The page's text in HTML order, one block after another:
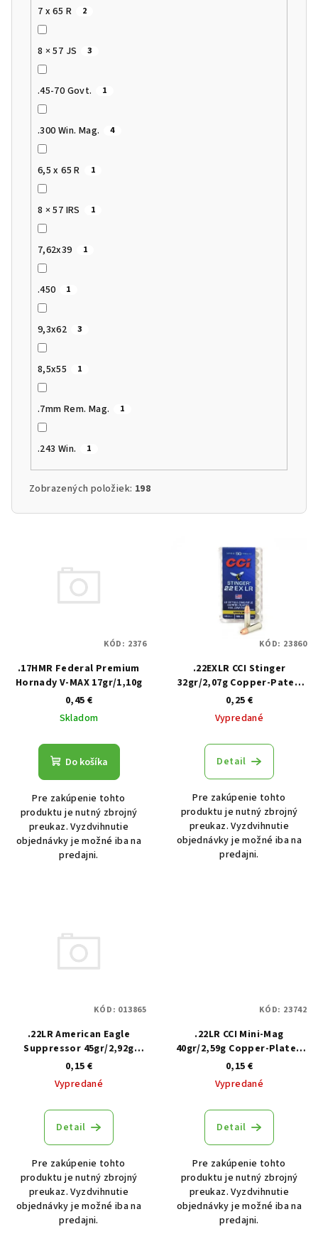
7 x 65 R 2
8 × 57 JS 3
.45-70 Govt. 1
.300 Win. Mag. 4
6,5 x 65 R 1
8 × 57 IRS 1
7,62x39 1
.450 1
9,3x62 3
8,5x55 1
.7mm Rem. Mag. 1
.243 Win. 1
Zobrazených položiek: 198
.17HMR Federal Premium
Hornady V-MAX 17gr/1,10g
0,45 €
Skladom
Do košíka
Pre zakúpenie tohto
produktu je nutný zbrojný
preukaz. Vyzdvihnutie
objednávky je možné iba na
predajni.
KÓD: 2376
.22EXLR CCI Stinger
32gr/2,07g Copper-Pated
HP, 50 ks
0,25 €
Vypredané
Detail
Pre zakúpenie tohto
produktu je nutný zbrojný
preukaz. Vyzdvihnutie
objednávky je možné iba na
predajni.
KÓD: 23860
.22LR American Eagle
Suppressor 45gr/2,92g
CPRN, 50 ks
0,15 €
Vypredané
Detail
Pre zakúpenie tohto
produktu je nutný zbrojný
preukaz. Vyzdvihnutie
objednávky je možné iba na
predajni.
KÓD: 013865
.22LR CCI Mini-Mag
40gr/2,59g Copper-Plated
RN, 100 ks
0,15 €
Vypredané
Detail
Pre zakúpenie tohto
produktu je nutný zbrojný
preukaz. Vyzdvihnutie
objednávky je možné iba na
predajni.
KÓD: 23742